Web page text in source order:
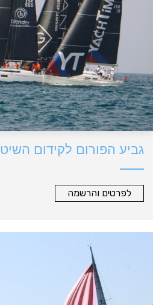
גביע הפורום לקידום השיט
לפרטים והרשמה